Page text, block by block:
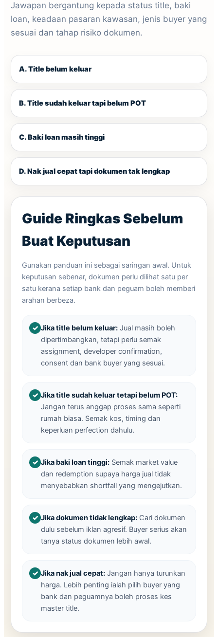
Jawapan bergantung kepada status title, baki
loan, keadaan pasaran kawasan, jenis buyer yang
sesuai dan tahap risiko dokumen.
A. Title belum keluar
B. Title sudah keluar tapi belum POT
C. Baki loan masih tinggi
D. Nak jual cepat tapi dokumen tak lengkap
Guide Ringkas Sebelum
Buat Keputusan
Gunakan panduan ini sebagai saringan awal. Untuk
keputusan sebenar, dokumen perlu dilihat satu per
satu kerana setiap bank dan peguam boleh memberi
arahan berbeza.
Jika title belum keluar: Jual masih boleh
dipertimbangkan, tetapi perlu semak
assignment, developer confirmation,
consent dan bank buyer yang sesuai.
Jika title sudah keluar tetapi belum POT:
Jangan terus anggap proses sama seperti
rumah biasa. Semak kos, timing dan
keperluan perfection dahulu.
Jika baki loan tinggi: Semak market value
dan redemption supaya harga jual tidak
menyebabkan shortfall yang mengejutkan.
Jika dokumen tidak lengkap: Cari dokumen
dulu sebelum iklan agresif. Buyer serius akan
tanya status dokumen lebih awal.
Jika nak jual cepat: Jangan hanya turunkan
harga. Lebih penting ialah pilih buyer yang
bank dan peguamnya boleh proses kes
master title.